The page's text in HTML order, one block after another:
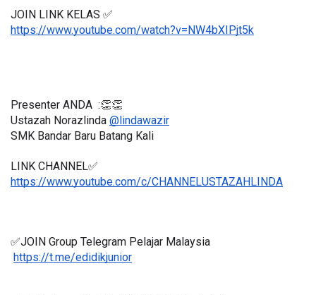
JOIN LINK KELAS ✅
https://www.youtube.com/watch?v=NW4bXIPjt5k
Presenter ANDA  :👏👏
Ustazah Norazlinda @lindawazir
SMK Bandar Baru Batang Kali
LINK CHANNEL✅
https://www.youtube.com/c/CHANNELUSTAZAHLINDA
✅JOIN Group Telegram Pelajar Malaysia
https://t.me/edidikjunior